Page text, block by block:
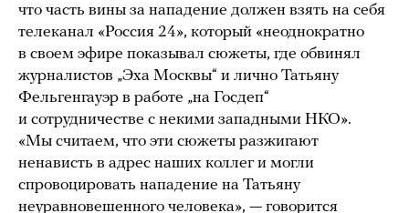
что часть вины за нападение должен взять на себя
телеканал «Россия 24», который «неоднократно
в своем эфире показывал сюжеты, где обвинял
журналистов „Эха Москвы“ и лично Татьяну
Фельгенгауэр в работе „на Госдеп“
и сотрудничестве с некими западными НКО».
«Мы считаем, что эти сюжеты разжигают
ненависть в адрес наших коллег и могли
спровоцировать нападение на Татьяну
неуравновешенного человека», — говорится